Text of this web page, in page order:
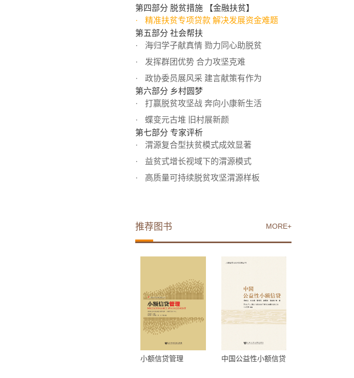
第四部分 脱贫措施 【金融扶贫】
精准扶贫专项贷款 解决发展资金难题
第五部分 社会帮扶
海归学子献真情 勠力同心助脱贫
发挥群团优势 合力攻坚克难
政协委员展风采 建言献策有作为
第六部分 乡村圆梦
打赢脱贫攻坚战 奔向小康新生活
蝶变元古堆 旧村展新颜
第七部分 专家评析
渭源复合型扶贫模式成效显著
益贫式增长视域下的渭源模式
高质量可持续脱贫攻坚渭源样板
MORE+
推荐图书
小额信贷管理 中国公益性小额信贷